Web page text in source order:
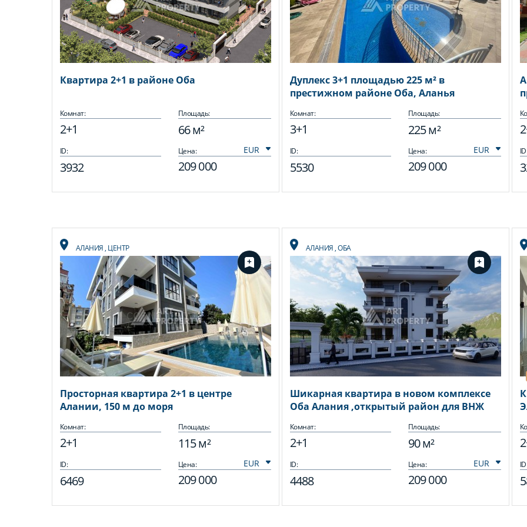
Квартира 2+1 в районе Оба
Комнат:
2+1
Площадь:
66 м²
ID:
3932
Цена:
209 000
Дуплекс 3+1 площадью 225 м² в
престижном районе Оба, Аланья
Комнат:
3+1
Площадь:
225 м²
ID:
5530
Цена:
209 000
АЛАНИЯ, ЦЕНТР
Просторная квартира 2+1 в центре
Алании, 150 м до моря
Комнат:
2+1
Площадь:
115 м²
ID:
6469
Цена:
209 000
АЛАНИЯ,ОБА
Шикарная квартира в новом комплексе
Оба Алания ,открытый район для ВНЖ
Комнат:
2+1
Площадь:
90 м²
ID:
4488
Цена:
209 000